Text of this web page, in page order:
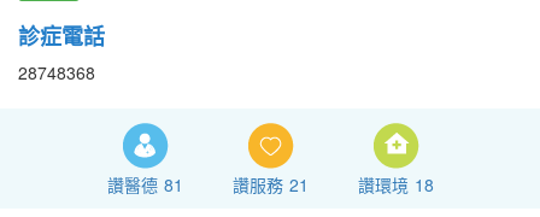
診症電話
28748368
讚醫德 81 讚服務 21 讚環境 18